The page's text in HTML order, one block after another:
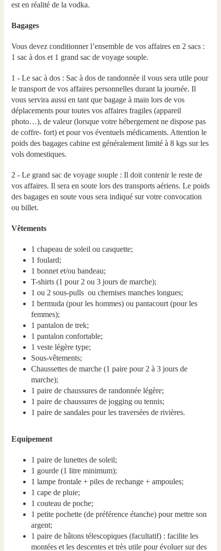
est en réalité de la vodka.
Bagages
Vous devez conditionner l’ensemble de vos affaires en 2 sacs :
1 sac à dos et 1 grand sac de voyage souple.
1 - Le sac à dos : Sac à dos de randonnée il vous sera utile pour
le transport de vos affaires personnelles durant la journée. Il
vous servira aussi en tant que bagage à main lors de vos
déplacements pour toutes vos affaires fragiles (appareil
photo…), de valeur (lorsque votre hébergement ne dispose pas
de coffre- fort) et pour vos éventuels médicaments. Attention le
poids des bagages cabine est généralement limité à 8 kgs sur les
vols domestiques.
2 - Le grand sac de voyage souple : Il doit contenir le reste de
vos affaires. Il sera en soute lors des transports aériens. Le poids
des bagages en soute vous sera indiqué sur votre convocation
ou billet.
Vêtements
1 chapeau de soleil ou casquette;
1 foulard;
1 bonnet et/ou bandeau;
T-shirts (1 pour 2 ou 3 jours de marche);
1 ou 2 sous-pulls ou chemises manches longues;
1 bermuda (pour les hommes) ou pantacourt (pour les
femmes);
1 pantalon de trek;
1 pantalon confortable;
1 veste légère type;
Sous-vêtements;
Chaussettes de marche (1 paire pour 2 à 3 jours de
marche);
1 paire de chaussures de randonnée légère;
1 paire de chaussures de jogging ou tennis;
1 paire de sandales pour les traversées de rivières.
Equipement
1 paire de lunettes de soleil;
1 gourde (1 litre minimum);
1 lampe frontale + piles de rechange + ampoules;
1 cape de pluie;
1 couteau de poche;
1 petite pochette (de préférence étanche) pour mettre son
argent;
1 paire de bâtons télescopiques (facultatif) : facilite les
montées et les descentes et très utile pour évoluer sur des